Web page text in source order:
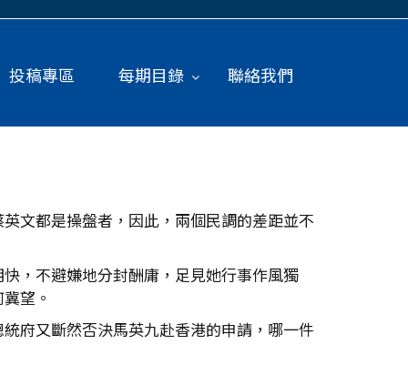
投稿專區 每期目錄 聯絡我們
文都是操盤者，因此，兩個民調的差距並不
，不避嫌地分封酬庸，足見她行事作風獨
望。
府又斷然否決馬英九赴香港的申請，哪一件